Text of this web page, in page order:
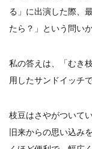
る」に出演した際、
たら？」という問い
私の答えは、「むき
用したサンドイッチで
枝豆はさやがついて
旧来からの思い込み